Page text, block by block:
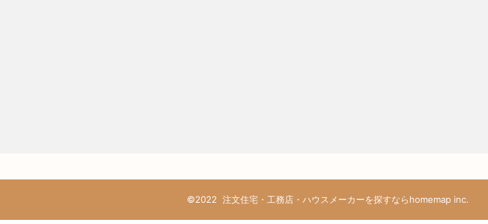
©2022 注文住宅・工務店・ハウスメーカーを探すならhomemap inc.